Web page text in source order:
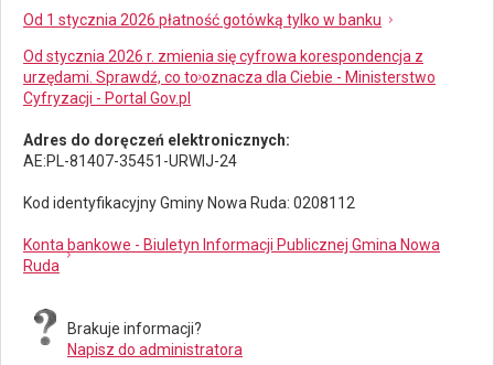
Od 1 stycznia 2026 płatność gotówką tylko w banku
Od stycznia 2026 r. zmienia się cyfrowa korespondencja z
urzędami. Sprawdź, co to oznacza dla Ciebie - Ministerstwo
Cyfryzacji - Portal Gov.pl
Adres do doręczeń elektronicznych:
AE:PL-81407-35451-URWIJ-24
Kod identyfikacyjny Gminy Nowa Ruda: 0208112
Konta bankowe - Biuletyn Informacji Publicznej Gmina Nowa
Ruda
Brakuje informacji?
Napisz do administratora